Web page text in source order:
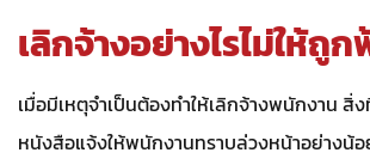
เลิกจ้างอย่างไรไม่ให้ถู
เมื่อมีเหตุจำเป็นต้องทำให้เลิกจ้างพนักงาน
หนังสือแจ้งให้พนักงานทราบล่วงหน้าอย่างน้